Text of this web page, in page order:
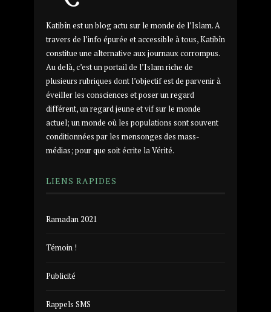
Katibîn est un blog actu sur le monde de l’Islam. A
travers de l’info épurée et accessible à tous, Katibîn
constitue une alternative aux journaux corrompus.
Au delà, c’est un portail de l’Islam riche de
plusieurs rubriques dont l’objectif est de parvenir à
éveiller les consciences et poser un regard
différent, un regard jeune et vif sur le monde
actuel; un monde où les populations sont souvent
conditionnées par les mensonges des mass-
médias; pour que soit écrite la Vérité.
LIENS RAPIDES
Ramadan 2021
Témoin !
Publicité
Rappels SMS